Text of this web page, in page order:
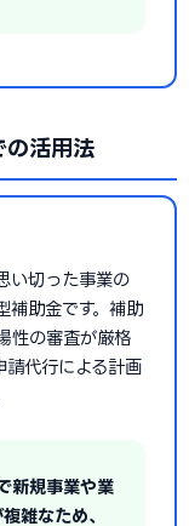
の活用法
い切った事業の
補助金です。補助
性の審査が厳格
請代行による計画
新規事業や業
雑なため、